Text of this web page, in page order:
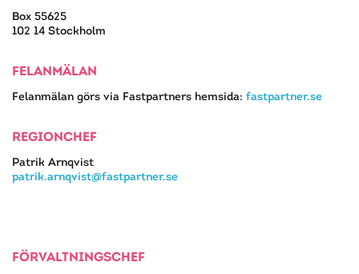
Box 55625
102 14 Stockholm
FELANMÄLAN
Felanmälan görs via Fastpartners hemsida: fastpartner.se
REGIONCHEF
Patrik Arnqvist
patrik.arnqvist@fastpartner.se
FÖRVALTNINGSCHEF